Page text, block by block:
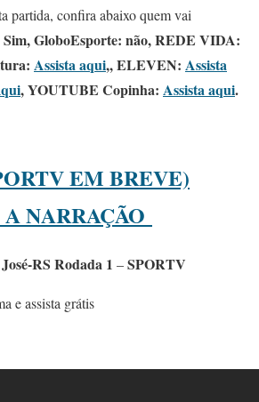
partida, confira abaixo quem vai
GloboEsporte: não, REDE VIDA:
Assista aqui,, ELEVEN: Assista
, YOUTUBE Copinha: Assista aqui.
EM BREVE)
NARRAÇÃO
RS Rodada 1 –SPORTV
e assista grátis